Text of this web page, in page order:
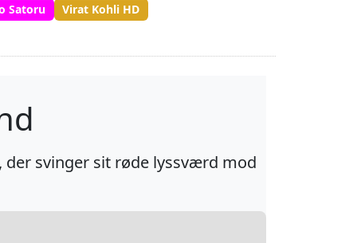
Satoru Virat Kohli HD
der svinger sit røde lyssværd mod